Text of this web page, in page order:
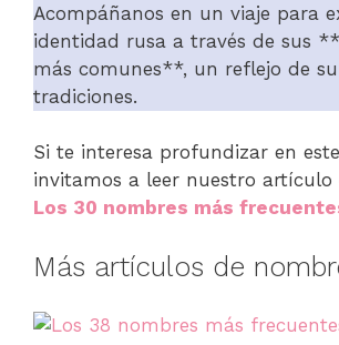
Acompáñanos en un viaje para
identidad rusa a través de sus
más comunes**, un reflejo de
tradiciones.
Si te interesa profundizar en
invitamos a leer nuestro artículo
Los 30 nombres más
Más artículos de